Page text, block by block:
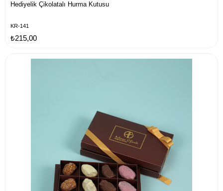
Hediyelik Çikolatalı Hurma Kutusu
KR-141
₺215,00